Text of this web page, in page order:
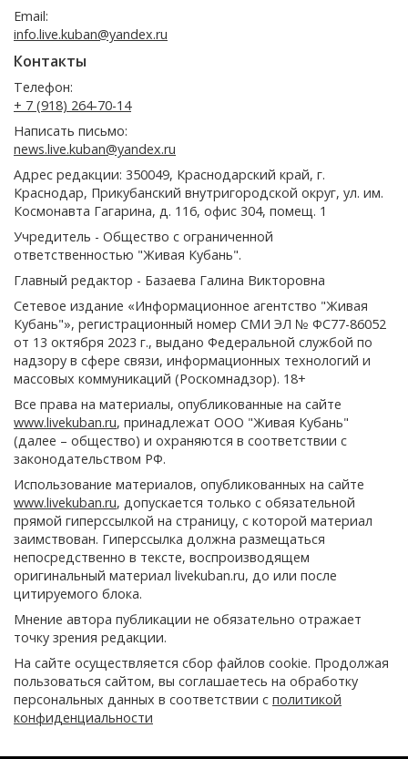
Email:
info.live.kuban@yandex.ru
Контакты
Телефон:
+ 7 (918) 264-70-14
Написать письмо:
news.live.kuban@yandex.ru
Адрес редакции: 350049, Краснодарский край, г.
Краснодар, Прикубанский внутригородской округ, ул. им.
Космонавта Гагарина, д. 116, офис 304, помещ. 1
Учредитель - Общество с ограниченной
ответственностью "Живая Кубань".
Главный редактор - Базаева Галина Викторовна
Сетевое издание «Информационное агентство "Живая
Кубань"», регистрационный номер СМИ ЭЛ № ФС77-86052
от 13 октября 2023 г., выдано Федеральной службой по
надзору в сфере связи, информационных технологий и
массовых коммуникаций (Роскомнадзор). 18+
Все права на материалы, опубликованные на сайте
www.livekuban.ru, принадлежат ООО "Живая Кубань"
(далее – общество) и охраняются в соответствии с
законодательством РФ.
Использование материалов, опубликованных на сайте
www.livekuban.ru, допускается только с обязательной
прямой гиперссылкой на страницу, с которой материал
заимствован. Гиперссылка должна размещаться
непосредственно в тексте, воспроизводящем
оригинальный материал livekuban.ru, до или после
цитируемого блока.
Мнение автора публикации не обязательно отражает
точку зрения редакции.
На сайте осуществляется сбор файлов cookie. Продолжая
пользоваться сайтом, вы соглашаетесь на обработку
персональных данных в соответствии с политикой
конфиденциальности